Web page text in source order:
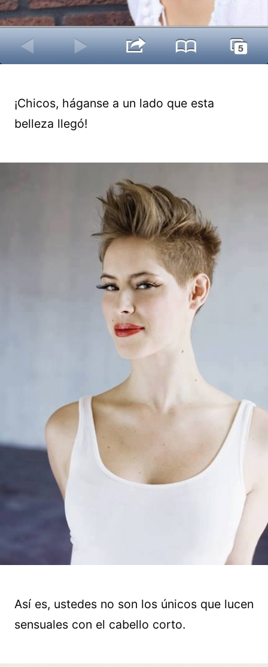
¡Chicos, háganse a un lado que esta
belleza llegó!
Así es, ustedes no son los únicos que lucen
sensuales con el cabello corto.